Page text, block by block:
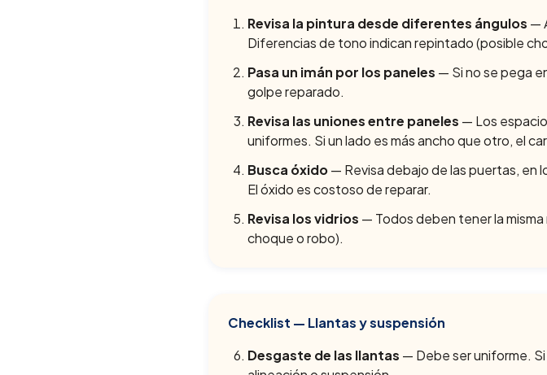
Revisa la pintura desde diferentes ángulos —
Diferencias de tono indican repintado (posible
Pasa un imán por los paneles — Si no se pega
golpe reparado.
Revisa las uniones entre paneles — Los
uniformes. Si un lado es más ancho que otro, el
Busca óxido— Revisa debajo de las puertas, en
El óxido es costoso de reparar.
Revisa los vidrios — Todos deben tener la
choque o robo).
Checklist — Llantas y suspensión
Desgaste de las llantas — Debe ser uniforme.